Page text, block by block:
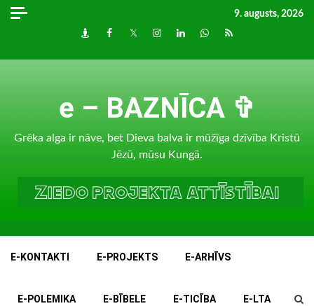
Skip
9. augusts, 2026
DraugiemFacebook
TwitterInstagram
LinkedInwhatsapp
RSS
e – BAZNĪCA ✞
Grēka alga ir nāve, bet Dieva balva ir mūžīga dzīvība Kristū
Jēzū, mūsu Kungā.
E-KONTAKTI E-PROJEKTS E-ARHĪVS
E-POLEMIKA E-BĪBELE E-TICĪBA E-LTA